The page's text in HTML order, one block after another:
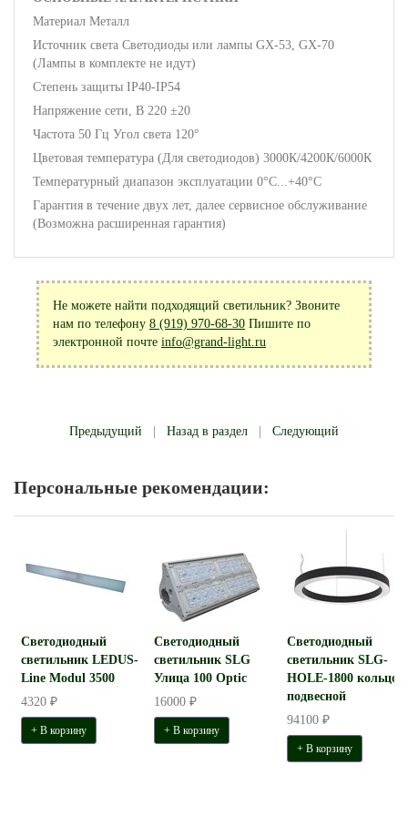
Материал Металл
Источник света Светодиоды или лампы GX-53, GX-70
(Лампы в комплекте не идут)
Степень защиты IP40-IP54
Напряжение сети, В 220 ±20
Частота 50 Гц Угол света 120°
Цветовая температура (Для светодиодов) 3000К/4200К/6000К
Температурный диапазон эксплуатации 0°С...+40°С
Гарантия в течение двух лет, далее сервисное обслуживание
(Возможна расширенная гарантия)
Не можете найти подходящий светильник? Звоните
нам по телефону 8 (919) 970-68-30 Пишите по
электронной почте info@grand-light.ru
Предыдущий Назад в раздел Следующий
Персональные рекомендации:
Светодиодный
светильник LEDUS-
Line Modul 3500
4320 ₽
+ В корзину
Светодиодный
светильник SLG
Улица 100 Optic
16000 ₽
+ В корзину
Светодиодный
светильник SLG-
HOLE-1800 кольцо
подвесной
94100 ₽
+ В корзину